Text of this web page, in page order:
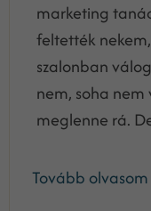
marketing
feltették
szalonban
nem, soha
meglenne rá.
Tovább olvasom